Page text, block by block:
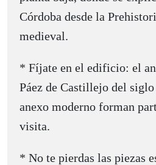
Córdoba desde la
medieval.
* Fíjate en el edificio: el
Páez de Castillejo del
anexo moderno forman
visita.
* No te pierdas las piezas